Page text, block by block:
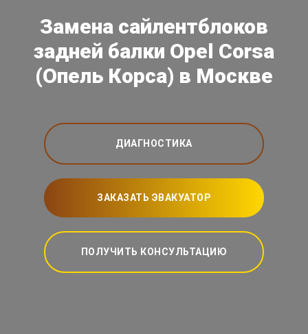
Замена сайлентблоков
задней балки Opel Corsa
(Опель Корса) в Москве
ДИАГНОСТИКА
ЗАКАЗАТЬ ЭВАКУАТОР
ПОЛУЧИТЬ КОНСУЛЬТАЦИЮ